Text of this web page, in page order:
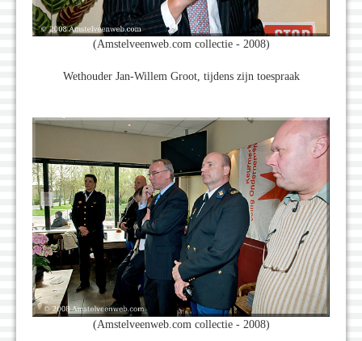
(Amstelveenweb.com collectie - 2008)
Wethouder Jan-Willem Groot, tijdens zijn toespraak
(Amstelveenweb.com collectie - 2008)